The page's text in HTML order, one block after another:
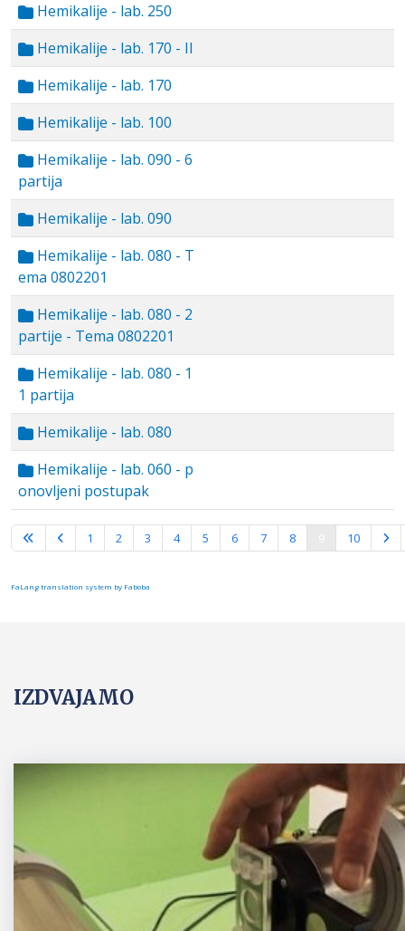
Hemikalije - lab. 250
Hemikalije - lab. 170 - II
Hemikalije - lab. 170
Hemikalije - lab. 100
Hemikalije - lab. 090 - 6
partija
Hemikalije - lab. 090
Hemikalije - lab. 080 - T
ema 0802201
Hemikalije - lab. 080 - 2
partije - Tema 0802201
Hemikalije - lab. 080 - 1
1 partija
Hemikalije - lab. 080
Hemikalije - lab. 060 - p
onovljeni postupak
Strana 9 od 10
1 2 3 4 5 6 7 8 10
FaLang translation system by Faboba
IZDVAJAMO